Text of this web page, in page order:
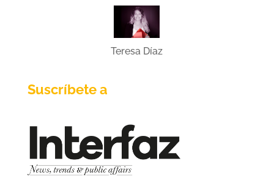
Teresa Díaz
Suscríbete a